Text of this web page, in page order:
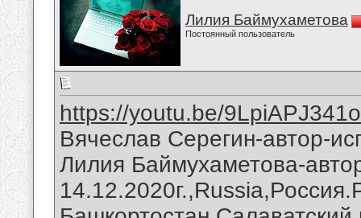
Лилия Баймухаметова
Постоянный пользователь
https://youtu.be/9LpiAPJ341o
Вячеслав Серегин-автор-
Лилия Баймухаметова-